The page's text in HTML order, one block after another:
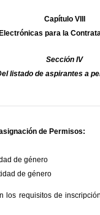
Capítulo VIII
para la
Sección IV
listado de aspirantes a
de Permisos:
de género
de género
los requisitos de